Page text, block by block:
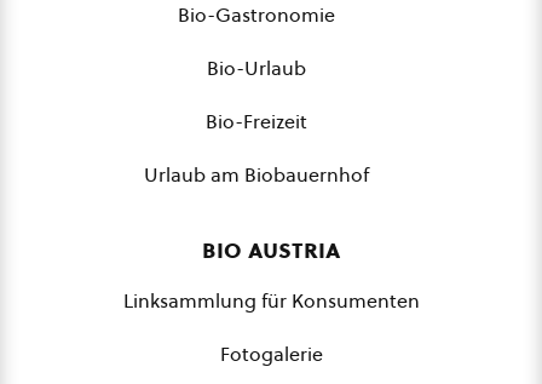
Bio-Gastronomie
Bio-Urlaub
Bio-Freizeit
Urlaub am Biobauernhof
bio austria
Linksammlung für Konsumenten
Fotogalerie